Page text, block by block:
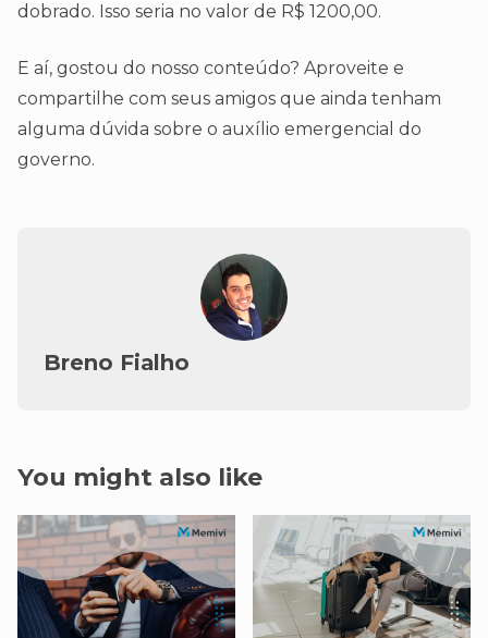
dobrado. Isso seria no valor de R$ 1200,00.
E aí, gostou do nosso conteúdo? Aproveite e
compartilhe com seus amigos que ainda tenham
alguma dúvida sobre o auxílio emergencial do
governo.
Breno Fialho
You might also like